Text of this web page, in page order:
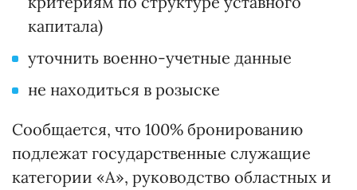
капитала)
уточнить военно-учетные данные
не находиться в розыске
Сообщается, что 100% бронированию
подлежат государственные служащие
категории «А», руководство областных и